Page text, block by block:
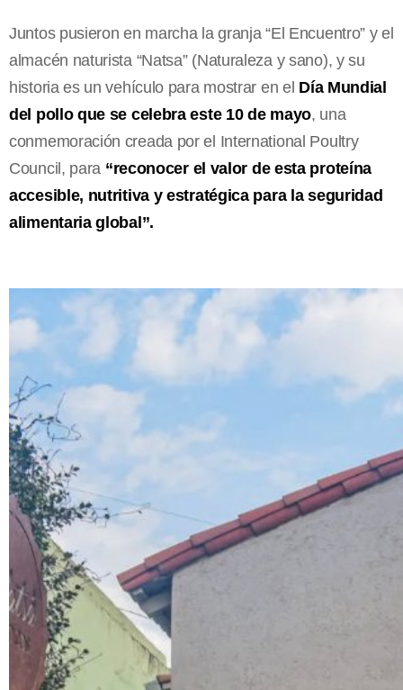
Juntos pusieron en marcha la granja “El Encuentro” y el
almacén naturista “Natsa” (Naturaleza y sano), y su
historia es un vehículo para mostrar en el Día Mundial
del pollo que se celebra este 10 de mayo, una
conmemoración creada por el International Poultry
Council, para “reconocer el valor de esta proteína
accesible, nutritiva y estratégica para la seguridad
alimentaria global”.